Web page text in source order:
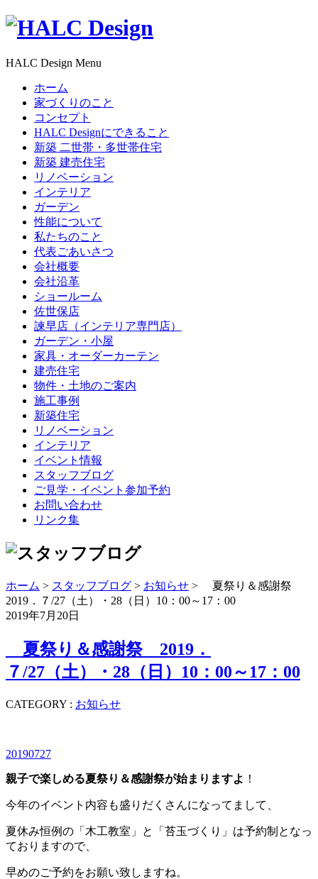
HALC Design Menu
ホーム
家づくりのこと
コンセプト
HALC Designにできること
新築 二世帯・多世帯住宅
新築 建売住宅
リノベーション
インテリア
ガーデン
性能について
私たちのこと
代表ごあいさつ
会社概要
会社沿革
ショールーム
佐世保店
諫早店（インテリア専門店）
ガーデン・小屋
家具・オーダーカーテン
建売住宅
物件・土地のご案内
施工事例
新築住宅
リノベーション
インテリア
イベント情報
スタッフブログ
ご見学・イベント参加予約
お問い合わせ
リンク集
ホーム > スタッフブログ > お知らせ > 夏祭り＆感謝祭
2019．７/27（土）・28（日）10：00～17：00
2019年7月20日
夏祭り＆感謝祭 2019．
７/27（土）・28（日）10：00～17：00
CATEGORY : お知らせ
20190727
親子で楽しめる夏祭り＆感謝祭が始まりますよ ！
今年のイベント内容も盛りだくさんになってまして、
夏休み恒例の「木工教室」と「苔玉づくり」は予約制となっ
ておりますので、
早めのご予約をお願い致しますね。